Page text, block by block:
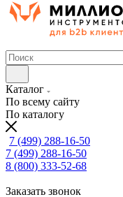
Каталог
По всему сайту
По каталогу
7 (499) 288-16-50
7 (499) 288-16-50
8 (800) 333-52-68
Заказать звонок